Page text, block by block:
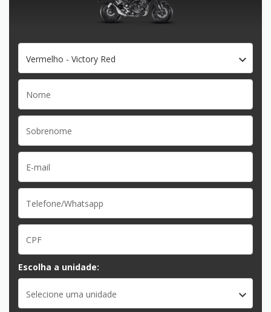
Vermelho - Victory Red
Escolha a unidade:
Selecione uma unidade